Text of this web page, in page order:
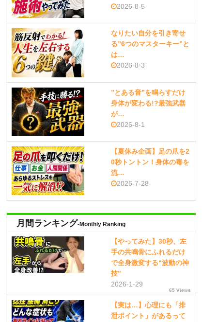
2026-8-5
なりたい自分を引き寄せ
る”6つのマスターキー”と
は…
2026-8-3
”とある音”を鳴らすだけ
身体が変わる!?最強武器
が…
2026-8-1
【夏休み企画】足の爪を2
0秒トントン！身体の毒を
流…
2026-7-28
月間ランキング-Monthly Ranking
【やってみた】30秒、左
手の共鳴骨にふれるだけ
で全身激変する“波動の神
技”
2026-1-29
65 Views
【実は…】心理にも「排
泄ポイント」があるって